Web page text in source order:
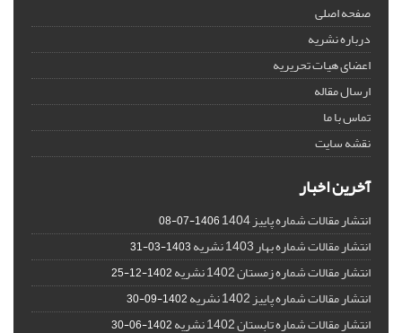
صفحه اصلی
درباره نشریه
اعضای هیات تحریریه
ارسال مقاله
تماس با ما
نقشه سایت
آخرین اخبار
انتشار مقالات شماره پاییز 1404 1406-07-08
انتشار مقالات شماره بهار 1403 نشریه 1403-03-31
انتشار مقالات شماره زمستان 1402 نشریه 1402-12-25
انتشار مقالات شماره پاییز 1402 نشریه 1402-09-30
انتشار مقالات شماره تابستان 1402 نشریه 1402-06-30